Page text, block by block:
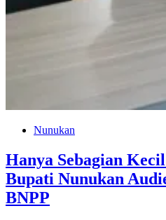
Nunukan
Hanya Sebagian
Bupati Nunukan
BNPP